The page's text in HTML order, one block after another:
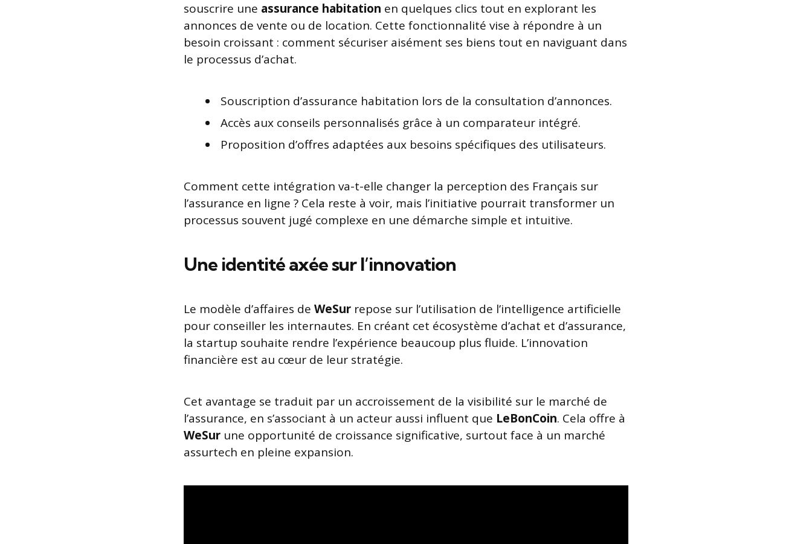
souscrire une assurance habitation en quelques clics tout en explorant les
annonces de vente ou de location. Cette fonctionnalité vise à répondre à un
besoin croissant : comment sécuriser aisément ses biens tout en naviguant dans
le processus d’achat.
Souscription d’assurance habitation lors de la consultation d’annonces.
Accès aux conseils personnalisés grâce à un comparateur intégré.
Proposition d’offres adaptées aux besoins spécifiques des utilisateurs.
Comment cette intégration va-t-elle changer la perception des Français sur
l’assurance en ligne ? Cela reste à voir, mais l’initiative pourrait transformer un
processus souvent jugé complexe en une démarche simple et intuitive.
Une identité axée sur l’innovation
Le modèle d’affaires de WeSur repose sur l’utilisation de l’intelligence artificielle
pour conseiller les internautes. En créant cet écosystème d’achat et d’assurance,
la startup souhaite rendre l’expérience beaucoup plus fluide. L’innovation
financière est au cœur de leur stratégie.
Cet avantage se traduit par un accroissement de la visibilité sur le marché de
l’assurance, en s’associant à un acteur aussi influent que LeBonCoin. Cela offre à
WeSur une opportunité de croissance significative, surtout face à un marché
assurtech en pleine expansion.